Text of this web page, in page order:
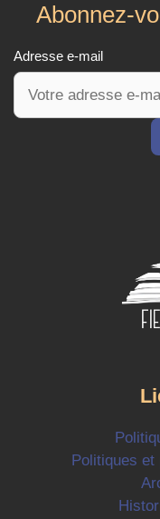
Abonnez-
Adresse e-mail
Politiques